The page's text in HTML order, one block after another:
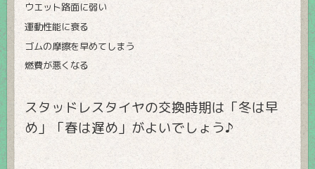
ウエット路面に弱い
運動性能に衰る
ゴムの摩擦を早めてしまう
燃費が悪くなる
スタッドレスタイヤの交換時期は「冬は早
め」「春は遅め」がよいでしょう♪